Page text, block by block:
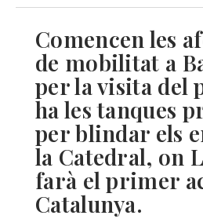
Comencen les
de mobilitat a
per la visita del
ha les tanques
per blindar els
la Catedral, on
farà el primer
Catalunya.